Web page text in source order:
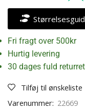
Fri fragt over 500kr
Hurtig levering
30 dages fuld returret
Tilføj til ønskeliste
Varenummer: 22669